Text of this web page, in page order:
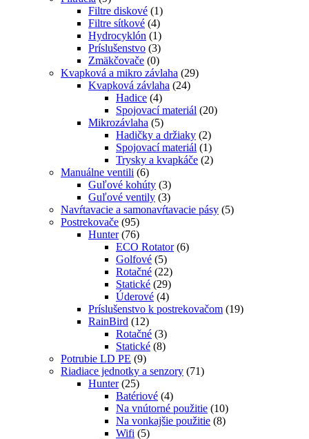
Filtre diskové (1)
Filtre sítkové (4)
Hydrocyklón (1)
Príslušenstvo (3)
Zmäkčovače (0)
Kvapková a mikro závlaha​ (29)
Kvapková závlaha (24)
Hadice (4)
Spojovací materiál (20)
Mikrozávlaha (5)
Hadičky a držiaky (2)
Spojovací materiál (1)
Trysky a kvapkáče (2)
Manuálne ventili (6)
Guľové kohúty (3)
Guľové ventily (3)
Navŕtavacie a samonavŕtavacie pásy (5)
Postrekovače (95)
Hunter (76)
ECO Rotator (6)
Golfové (5)
Rotačné (22)
Statické (29)
Úderové (4)
Príslušenstvo k postrekovačom (19)
RainBird (12)
Rotačné (3)
Statické (8)
Potrubie LD PE (9)
Riadiace jednotky a senzory (71)
Hunter (25)
Batériové (4)
Na vnútorné použitie (10)
Na vonkajšie použitie (8)
Wifi (5)